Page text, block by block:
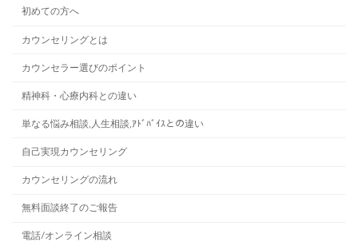
初めての方へ
カウンセリングとは
カウンセラー選びのポイント
精神科・心療内科との違い
単なる悩み相談,人生相談,ｱﾄﾞﾊﾞｲｽとの違い
自己実現カウンセリング
カウンセリングの流れ
無料面談終了のご報告
電話/オンライン相談